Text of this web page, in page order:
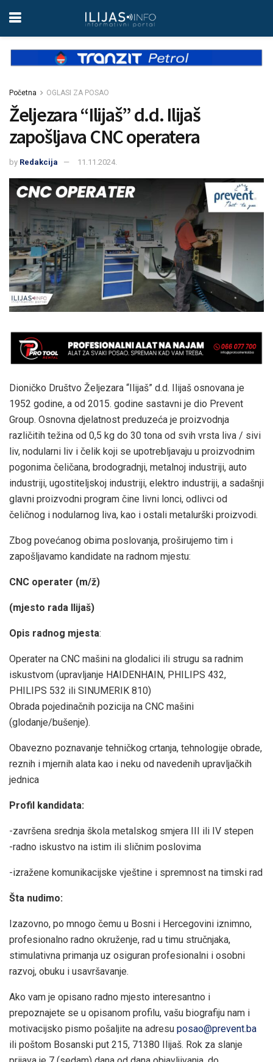
Početna OGLASI ZA POSAO
Željezara “Ilijaš” d.d. Ilijaš
zapošljava CNC operatera
by Redakcija 11.11.2024.
Dioničko Društvo Željezara “Ilijaš” d.d. Ilijaš osnovana je
1952 godine, a od 2015. godine sastavni je dio Prevent
Group. Osnovna djelatnost preduzeća je proizvodnja
različitih težina od 0,5 kg do 30 tona od svih vrsta liva / sivi
liv, nodularni liv i čelik koji se upotrebljavaju u proizvodnim
pogonima čeličana, brodogradnji, metalnoj industriji, auto
industriji, ugostiteljskoj industriji, elektro industriji, a sadašnji
glavni proizvodni program čine livni lonci, odlivci od
čeličnog i nodularnog liva, kao i ostali metalurški proizvodi.
Zbog povećanog obima poslovanja, proširujemo tim i
zapošljavamo kandidate na radnom mjestu:
CNC operater (m/ž)
(mjesto rada Ilijaš)
Opis radnog mjesta:
Operater na CNC mašini na glodalici ili strugu sa radnim
iskustvom (upravljanje HAIDENHAIN, PHILIPS 432,
PHILIPS 532 ili SINUMERIK 810)
Obrada pojedinačnih pozicija na CNC mašini
(glodanje/bušenje).
Obavezno poznavanje tehničkog crtanja, tehnologije obrade,
reznih i mjernih alata kao i neku od navedenih upravljačkih
jednica
Profil kandidata:
-završena srednja škola metalskog smjera III ili IV stepen
-radno iskustvo na istim ili sličnim poslovima
-izražene komunikacijske vještine i spremnost na timski rad
Šta nudimo:
Izazovno, po mnogo čemu u Bosni i Hercegovini iznimno,
profesionalno radno okruženje, rad u timu stručnjaka,
stimulativna primanja uz osiguran profesionalni i osobni
razvoj, obuku i usavršavanje.
Ako vam je opisano radno mjesto interesantno i
prepoznajete se u opisanom profilu, vašu biografiju nam i
motivacijsko pismo pošaljite na adresu posao@prevent.ba
ili poštom Bosanski put 215, 71380 Ilijaš. Rok za slanje